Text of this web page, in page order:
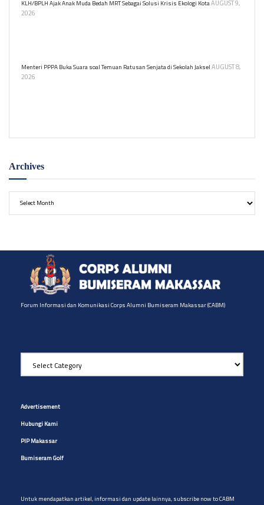
KLH/BPLH Ajak Anak Muda Bedah MRT Sebagai Solusi Krisis Ekologi KotaAUGUST 9,
2026
Menteri PPPA Buka Suara soal Temuan Ratusan Senjata di Sekolah JakselAUGUST 8,
2026
Archives
Archives
Forum Informasi dan Komunikasi Corps Alumni Bumiseram Makassar (CABM)
Pilih
Artikel
yg
Advertisement
Hubungi Kami
PIP Makassar
Bumiseram Golf
Untuk mendapatkan artikel, informasi dan update lainnya, subscribe now to CABM